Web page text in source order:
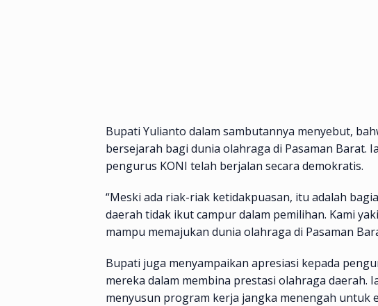
Bupati Yulianto dalam sambutannya menyebut,
bersejarah bagi dunia olahraga di Pasaman Barat.
pengurus KONI telah berjalan secara demokratis.
“Meski ada riak-riak ketidakpuasan, itu adalah
daerah tidak ikut campur dalam pemilihan. Kami
mampu memajukan dunia olahraga di Pasaman
Bupati juga menyampaikan apresiasi kepada
mereka dalam membina prestasi olahraga daerah.
menyusun program kerja jangka menengah untuk